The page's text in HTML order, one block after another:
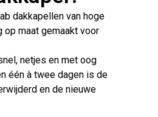
dakkapellen van hoge
maat gemaakt voor
netjes en met oog
één à twee dagen is de
en de nieuwe